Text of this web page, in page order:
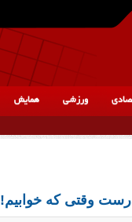
ورزشی همایش
درست وقتی که خوابیم!